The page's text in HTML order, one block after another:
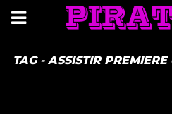
TAG - ASSISTIR PREMIERE